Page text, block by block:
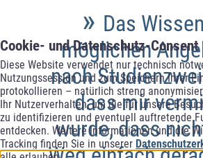
Cookie- und Datenschutz-Consent
Diese Website verwendet nur technisch
Nutzungssession und zum Speichern Ihrer
protokollieren – natürlich streng
Ihr Nutzerverhalten, um die für unsere
zu identifizieren und eventuell auftretende
entdecken. Weitere Informationen und die
Tracking finden Sie in unserer
» Das
möglichen
nach
dass mir
wurde, dass